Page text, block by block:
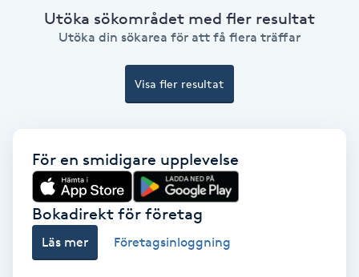
Gruppträning
Hatha Yoga
Headspa
Healing
Utöka sökområdet med fler resultat
Utöka din sökarea för att få flera träffar
Visa fler resultat
För en smidigare upplevelse
Bokadirekt för företag
Läs mer Företagsinloggning